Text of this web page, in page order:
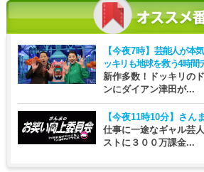
【今夜7時】 芸能人が本
ッキリも地球を救う4時間
新作多数！ドッキリの
ンにダイアン津田が...
【今夜11時10分】 さん
仕事に一途なギャル芸
ストに３００万課金...